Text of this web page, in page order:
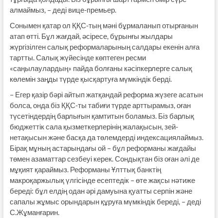
алмаймыз, – деді вице-премьер.
Сонымен қатар ол ҚҚС-тың мәні бұрмаланып отырғанын
атап өтті. Бұл жағдай, әсіресе, бұрынғы жылдары
жүргізілген салық реформаларының салдары екенін алға
тартты. Салық жүйесінде көптеген ресми
«саңылаулардың» пайда болғаны кәсіпкерлерге салық
көлемін заңды түрде қысқартуға мүмкіндік берді.
– Егер қазір бәрі айтып жатқандай реформа жүзеге асатын
болса, онда біз ҚҚС-ты табиғи түрде арттырамыз, оған
түсетіндердің барлығын қамтитын боламыз. Біз барлық
бюджеттік сала қызметкерлерінің жалақысын, зей­
нетақысын және басқа да төлемдерді индексациялаймыз.
Бірақ мұның аста­рындағы ой – бұл реформаны жағ­дайы
төмен азаматтар сезбеуі керек. Сондықтан біз оған әлі де
мұқият қа­раймыз. Реформаны Ұлттық банктің
макроқаржылық үлгісінде есептедік – өте жақсы нәтиже
береді: бұл елдің одан әрі дамуына қуатты серпін және
сапалы жұмыс орындарын құруға мүмкіндік береді, – деді
С.Жұманғарин.